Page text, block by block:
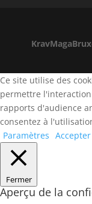
Ce site utilise des
permettre l'interaction
rapports d'audience
consentez à
Paramètres Accepter
Fermer
Aperçu de la